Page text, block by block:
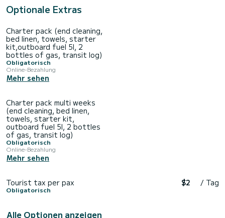
Optionale Extras
Charter pack (end cleaning,
bed linen, towels, starter
kit,outboard fuel 5l, 2
bottles of gas, transit log)
Obligatorisch
Online-Bezahlung
Mehr sehen
Charter pack multi weeks
(end cleaning, bed linen,
towels, starter kit,
outboard fuel 5l, 2 bottles
of gas, transit log)
Obligatorisch
Online-Bezahlung
Mehr sehen
Tourist tax per pax
Obligatorisch
$2 / Tag
Alle Optionen anzeigen